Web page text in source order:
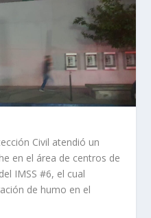
Civil atendió un
en el área de centros de
IMSS #6, el cual
de humo en el